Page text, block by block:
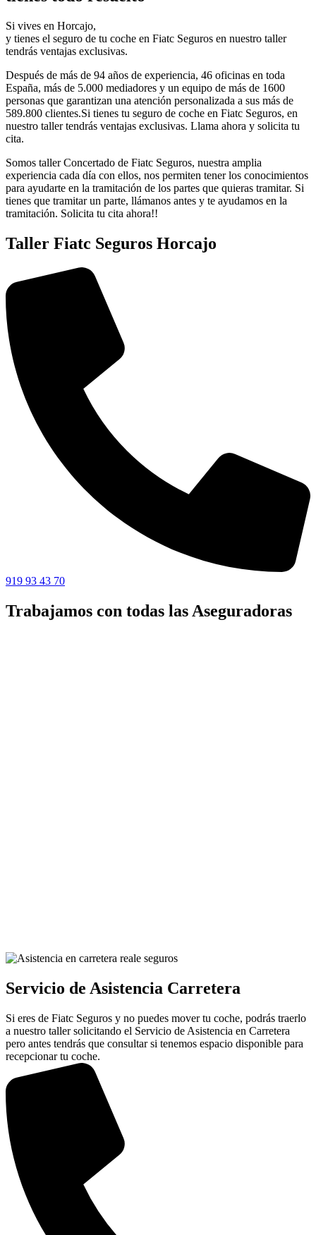
Si vives en Horcajo,
y tienes el seguro de tu coche en Fiatc Seguros en nuestro taller
tendrás ventajas exclusivas.
Después de más de 94 años de experiencia, 46 oficinas en toda
España, más de 5.000 mediadores y un equipo de más de 1600
personas que garantizan una atención personalizada a sus más de
589.800 clientes.Si tienes tu seguro de coche en Fiatc Seguros, en
nuestro taller tendrás ventajas exclusivas. Llama ahora y solicita tu
cita.
Somos taller Concertado de Fiatc Seguros, nuestra amplia
experiencia cada día con ellos, nos permiten tener los conocimientos
para ayudarte en la tramitación de los partes que quieras tramitar. Si
tienes que tramitar un parte, llámanos antes y te ayudamos en la
tramitación. Solicita tu cita ahora!!
Taller Fiatc Seguros Horcajo
919 93 43 70
Trabajamos con todas las Aseguradoras
Servicio de Asistencia Carretera
Si eres de Fiatc Seguros y no puedes mover tu coche, podrás traerlo
a nuestro taller solicitando el Servicio de Asistencia en Carretera
pero antes tendrás que consultar si tenemos espacio disponible para
recepcionar tu coche.